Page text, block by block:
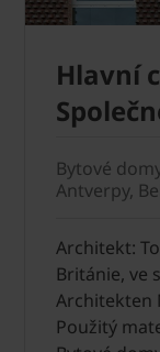
Hlavní
Bytové
Antverpy,
Architekt:
Británie, ve
Architekten
Použitý